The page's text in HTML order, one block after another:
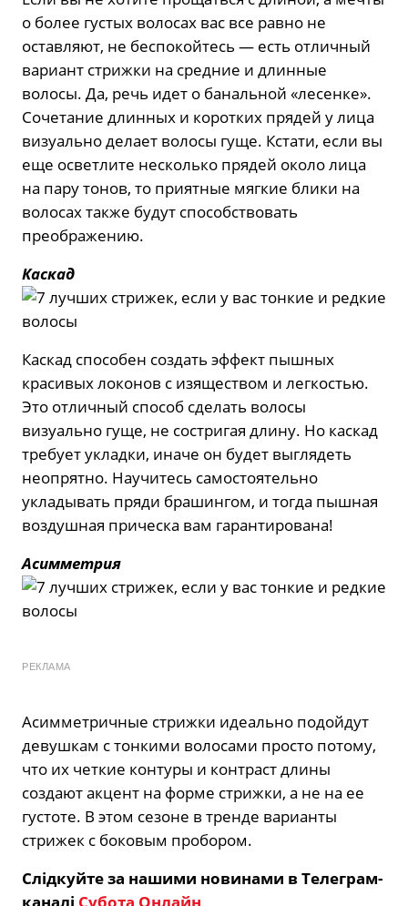
о более густых волосах вас все равно не
оставляют, не беспокойтесь — есть отличный
вариант стрижки на средние и длинные
волосы. Да, речь идет о банальной «лесенке».
Сочетание длинных и коротких прядей у лица
визуально делает волосы гуще. Кстати, если вы
еще осветлите несколько прядей около лица
на пару тонов, то приятные мягкие блики на
волосах также будут способствовать
преображению.
Каскад
Каскад способен создать эффект пышных
красивых локонов с изяществом и легкостью.
Это отличный способ сделать волосы
визуально гуще, не состригая длину. Но каскад
требует укладки, иначе он будет выглядеть
неопрятно. Научитесь самостоятельно
укладывать пряди брашингом, и тогда пышная
воздушная прическа вам гарантирована!
Асимметрия
РЕКЛАМА
Асимметричные стрижки идеально подойдут
девушкам с тонкими волосами просто потому,
что их четкие контуры и контраст длины
создают акцент на форме стрижки, а не на ее
густоте. В этом сезоне в тренде варианты
стрижек с боковым пробором.
Слідкуйте за нашими новинами в Телеграм-
каналі Субота Онлайн